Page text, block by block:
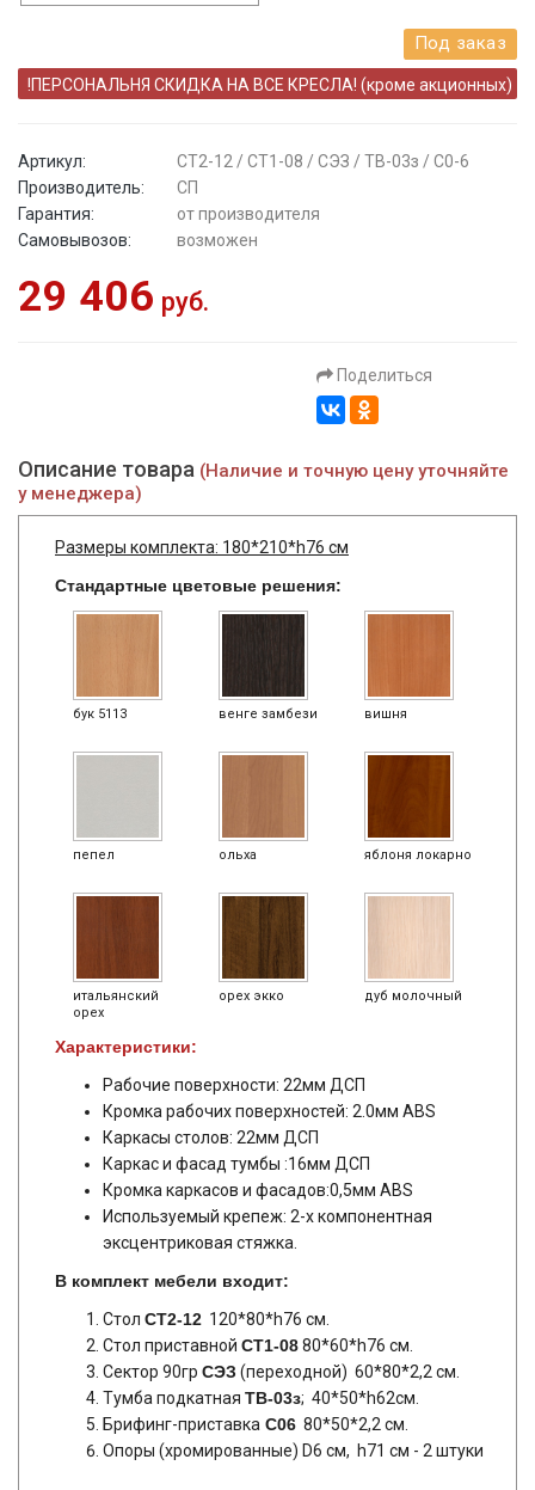
Под заказ
!ПЕРСОНАЛЬНЯ СКИДКА НА ВСЕ КРЕСЛА! (кроме акционных)
Артикул:
СТ2-12 / СТ1-08 / СЭЗ / ТВ-03з / С0-6
Производитель:
СП
Гарантия:
от производителя
Самовывозов:
возможен
29 406 руб.
Поделиться
Описание товара (Наличие и точную цену уточняйте
у менеджера)
Размеры комплекта: 180*210*h76 см
Стандартные цветовые решения:
бук 5113 венге замбези вишня
пепел ольха яблоня локарно
итальянский
орех
орех экко дуб молочный
Характеристики:
Рабочие поверхности: 22мм ДСП
Кромка рабочих поверхностей: 2.0мм ABS
Каркасы столов: 22мм ДСП
Каркас и фасад тумбы :16мм ДСП
Кромка каркасов и фасадов:0,5мм ABS
Используемый крепеж: 2-х компонентная
эксцентриковая стяжка.
В комплект мебели входит:
Стол СТ2-12 120*80*h76 см.
Стол приставной СТ1-08​ 80*60*h76 см.
Сектор 90гр СЭЗ (переходной) 60*80*2,2 см.
Тумба подкатная ТВ-03з; 40*50*h62см.
Брифинг-приставка С06 80*50*2,2 см.
Опоры (хромированные) D6 см, h71 см - 2 штуки